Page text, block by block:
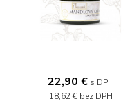
22,90 € s DPH
18,62 € bez DPH